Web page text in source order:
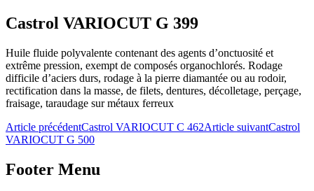
Castrol VARIOCUT G 399
Huile fluide polyvalente contenant des agents d’onctuosité et
extrême pression, exempt de composés organochlorés. Rodage
difficile d’aciers durs, rodage à la pierre diamantée ou au rodoir,
rectification dans la masse, de filets, dentures, décolletage, perçage,
fraisage, taraudage sur métaux ferreux
Navigation
de
l’article
Article précédentCastrol VARIOCUT C 462Article suivantCastrol
VARIOCUT G 500
Footer Menu